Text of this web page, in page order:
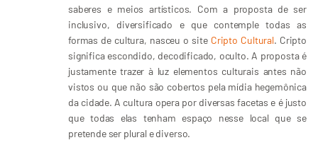
saberes e meios artísticos. Com a proposta de ser
inclusivo, diversificado e que contemple todas as
formas de cultura, nasceu o site Cripto Cultural. Cripto
significa escondido, decodificado, oculto. A proposta é
justamente trazer à luz elementos culturais antes não
vistos ou que não são cobertos pela mídia hegemônica
da cidade. A cultura opera por diversas facetas e é justo
que todas elas tenham espaço nesse local que se
pretende ser plural e diverso.